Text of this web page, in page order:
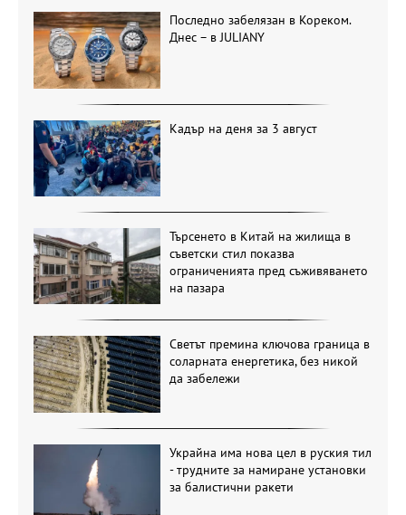
Последно забелязан в Кореком.
Днес – в JULIANY
Кадър на деня за 3 август
Търсенето в Китай на жилища в
съветски стил показва
ограниченията пред съживяването
на пазара
Светът премина ключова граница в
соларната енергетика, без никой
да забележи
Украйна има нова цел в руския тил
- трудните за намиране установки
за балистични ракети